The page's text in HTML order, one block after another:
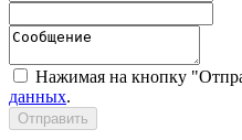
Нажимая на кнопку
данных.